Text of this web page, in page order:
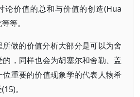
论价值的总和与价值的创造(Hua
等。
做的价值分析大部分是可以为舍
，同样也会为胡塞尔和舍勒、盖
重要的价值现象学的代表人物希
。